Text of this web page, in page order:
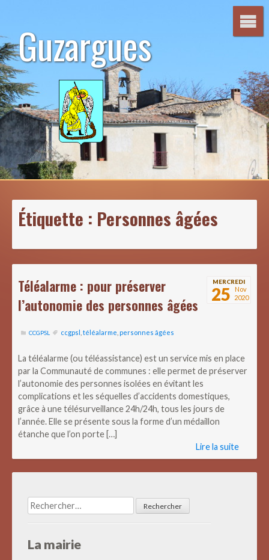
contenuGuzargues
Étiquette : Personnes âgées
MERCREDI
25
Nov
2020
Téléalarme : pour préserver
l’autonomie des personnes âgées
CCGPSL ccgpsl téléalarme personnes âgées
La téléalarme (ou téléassistance) est un service mis en place
par la Communauté de communes : elle permet de préserver
l’autonomie des personnes isolées en évitant les
complications et les séquelles d’accidents domestiques,
grâce à une télésurveillance 24h/24h, tous les jours de
l’année. Elle se présente sous la forme d’un médaillon
étanche que l’on porte […]
Lire la suite
Rechercher :
La mairie